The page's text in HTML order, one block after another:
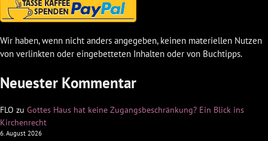
Wir haben, wenn nicht anders angegeben, keinen materiellen Nutzen
von verlinkten oder eingebetteten Inhalten oder von Buchtipps.
Neuester Kommentar
FLO zu Gottes Haus hat keine Zugangsbeschränkung? Ein Blick ins
Kirchenrecht
6. August 2026